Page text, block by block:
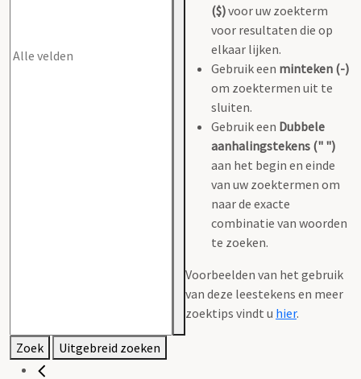
($)voor uw zoekterm
voor resultaten die op
elkaar lijken.
Gebruik een minteken (-)
om zoektermen uit te
sluiten.
Gebruik een Dubbele
aanhalingstekens (" ")
aan het begin en einde
van uw zoektermen om
naar de exacte
combinatie van woorden
te zoeken.
Voorbeelden van het gebruik
van deze leestekens en meer
zoektips vindt u hier.
Zoek Uitgebreid zoeken